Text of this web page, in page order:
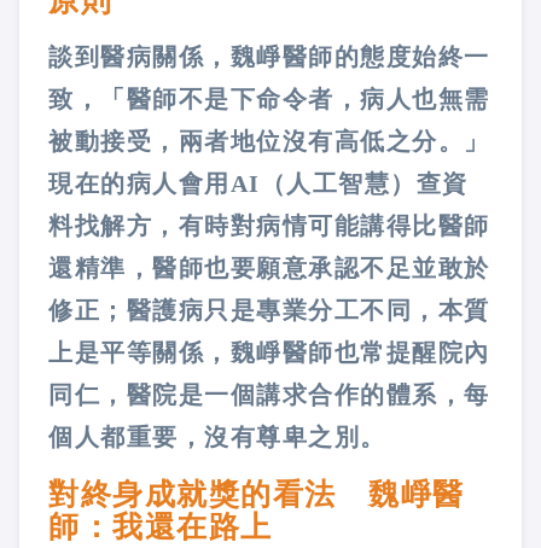
談到醫病關係，魏崢醫師的態度始終一
致，「醫師不是下命令者，病人也無需
被動接受，兩者地位沒有高低之分。」
現在的病人會用AI（人工智慧）查資
料找解方，有時對病情可能講得比醫師
還精準，醫師也要願意承認不足並敢於
修正；醫護病只是專業分工不同，本質
上是平等關係，魏崢醫師也常提醒院內
同仁，醫院是一個講求合作的體系，每
個人都重要，沒有尊卑之別。
對終身成就獎的看法 魏崢醫
師：我還在路上